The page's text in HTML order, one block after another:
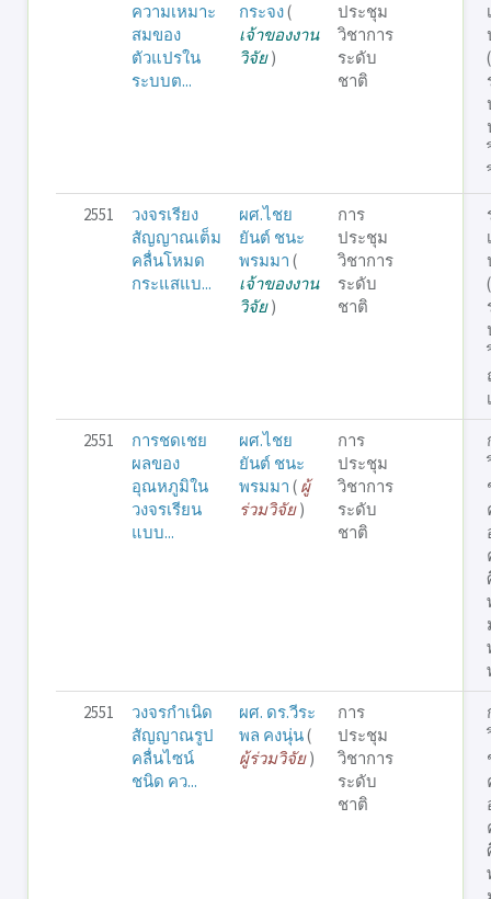
ความเหมาะ
สมของ
ตัวแปรใน
ระบบต...
กระจง(
เจ้าของงาน
วิจัย)
ประชุม
วิชาการ
ระดับ
ชาติ
2551
วงจรเรียง
สัญญาณเต็ม
คลื่นโหมด
กระแสแบ...
ผศ.ไชย
ยันต์ ชนะ
พรมมา (
เจ้าของงาน
วิจัย)
การ
ประชุม
วิชาการ
ระดับ
ชาติ
2551
การชดเชย
ผลของ
อุณหภูมิใน
วงจรเรียน
แบบ...
ผศ.ไชย
ยันต์ ชนะ
พรมมา ( ผู้
ร่วมวิจัย)
การ
ประชุม
วิชาการ
ระดับ
ชาติ
2551
วงจรกำเนิด
สัญญาณรูป
คลื่นไซน์
ชนิด คว...
ผศ. ดร.วีระ
พล คงนุ่น(
ผู้ร่วมวิจัย)
การ
ประชุม
วิชาการ
ระดับ
ชาติ